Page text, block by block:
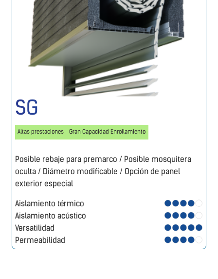
SG
Altas prestaciones Gran Capacidad Enrollamiento
Posible rebaje para premarco / Posible mosquitera
oculta / Diámetro modificable / Opción de panel
exterior especial
Aislamiento térmico
Aislamiento acústico
Versatilidad
Permeabilidad